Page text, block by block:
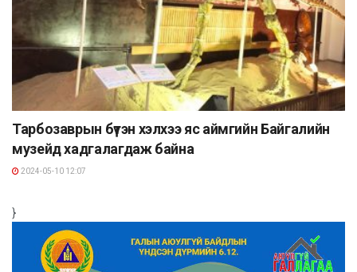
Тарбозаврын бүтэн хэлхээ яс аймгийн Байгалийн
музейд хадгалагдаж байна
2024-05-10 12:07
}